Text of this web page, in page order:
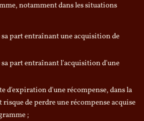
notamment dans les situations
sa part entraînant une acquisition de
sa part entraînant l'acquisition d'une
d'expiration d'une récompense, dans la
de perdre une récompense acquise
;